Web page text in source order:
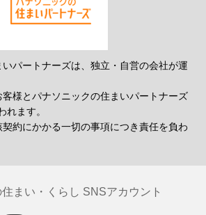
パートナーズは、独立・自営の会社が運
様とパナソニックの住まいパートナーズ
れます。
約にかかる一切の事項につき責任を負わ
まい・くらし SNSアカウント